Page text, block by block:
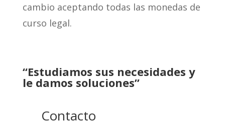
cambio aceptando todas las monedas de
curso legal.
“Estudiamos sus necesidades y
le damos soluciones”
Contacto